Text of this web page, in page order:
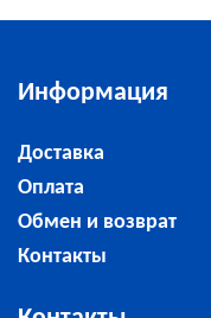
Информация
Доставка
Оплата
Обмен и возврат
Контакты